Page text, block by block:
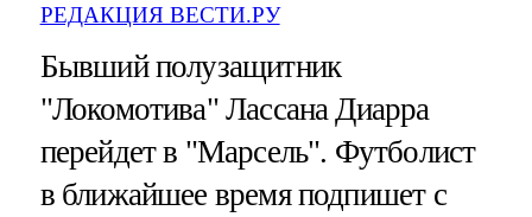
РЕДАКЦИЯ ВЕСТИ.РУ
Бывший полузащитник
"Локомотива" Лассана Диарра
перейдет в "Марсель". Футболист
в ближайшее время подпишет с